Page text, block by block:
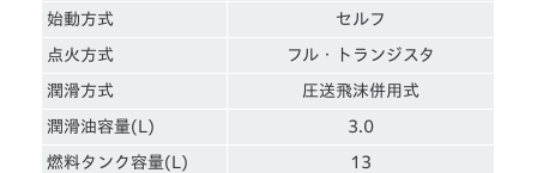
始動方式 セルフ
点火方式 フル・トランジスタ
潤滑方式 圧送飛沫併用式
潤滑油容量(L) 3.0
燃料タンク容量(L) 13